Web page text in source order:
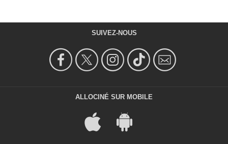
SUIVEZ-NOUS
ALLOCINÉ SUR MOBILE